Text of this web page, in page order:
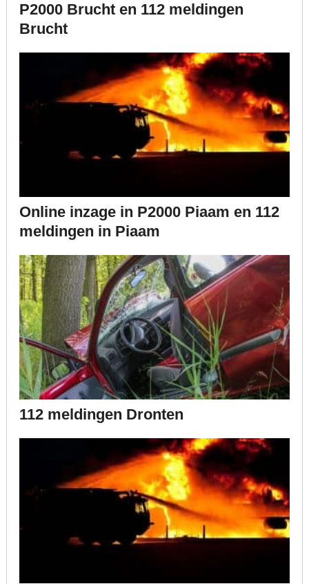
P2000 Brucht en 112 meldingen
Brucht
Online inzage in P2000 Piaam en 112
meldingen in Piaam
112 meldingen Dronten